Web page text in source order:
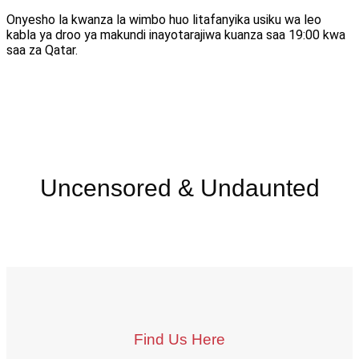
Onyesho la kwanza la wimbo huo litafanyika usiku wa leo
kabla ya droo ya makundi inayotarajiwa kuanza saa 19:00 kwa
saa za Qatar.
Uncensored & Undaunted
Find Us Here